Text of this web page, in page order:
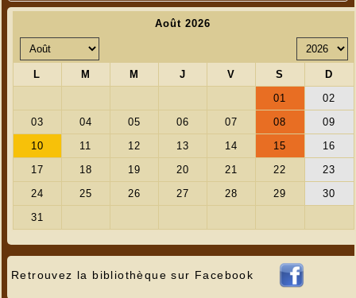
Retrouvez la bibliothèque sur Facebook
Premier jour, après un voyage en car quelque
peu éprouvant et un copieux déjeuner,
embarquement pour Cadaquès à bord d'un
bateau étudié pour admirer le paysage côtier et
le contraste entre sillage, falaises et blancheur
immaculée des immeubles et demeures,
d'apparence luxueuses pour la plupart.